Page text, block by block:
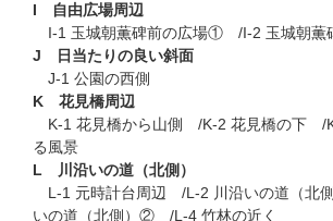
I 自由広場周辺
I-1 玉城朝薫碑前の広場① /I-2 玉城朝
J 日当たりの良い斜面
J-1 公園の西側
K 花見橋周辺
K-1 花見橋から山側 /K-2 花見橋の下 /
る風景
L 川沿いの道（北側）
L-1 元時計台周辺 /L-2 川沿いの道（
いの道（北側）② /L-4 竹林の近く